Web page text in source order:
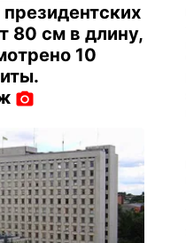
80 см в длину,
10